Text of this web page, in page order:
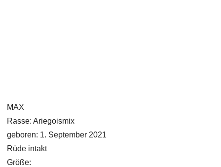
MAX
Rasse: Ariegoismix
geboren: 1. September 2021
Rüde intakt
Größe: